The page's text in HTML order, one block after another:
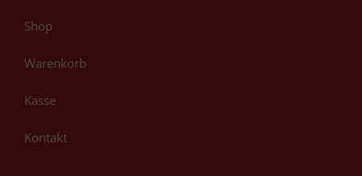
Shop
Warenkorb
Kasse
Kontakt